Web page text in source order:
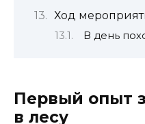
Ход
В день
Первый опыт
в лесу